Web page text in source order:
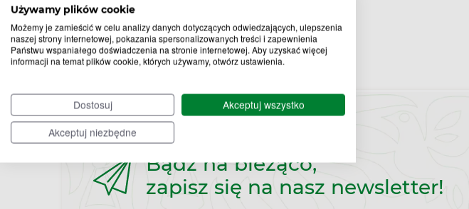
Używamy plików cookie
Możemy je zamieścić w celu analizy danych dotyczących odwiedzających, ulepszenia
naszej strony internetowej, pokazania spersonalizowanych treści i zapewnienia
Państwu wspaniałego doświadczenia na stronie internetowej. Aby uzyskać więcej
informacji na temat plików cookie, których używamy, otwórz ustawienia.
Dostosuj
Akceptuj wszystko
Akceptuj niezbędne
Bądź na bieżąco,
zapisz się na nasz newsletter!